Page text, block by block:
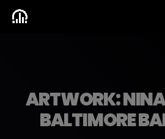
ARTWORK:
BALTIMORE